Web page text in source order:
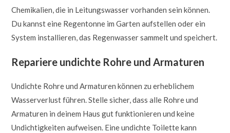
Chemikalien, die in Leitungswasser vorhanden sein können.
Du kannst eine Regentonne im Garten aufstellen oder ein
System installieren, das Regenwasser sammelt und speichert.
Repariere undichte Rohre und Armaturen
Undichte Rohre und Armaturen können zu erheblichem
Wasserverlust führen. Stelle sicher, dass alle Rohre und
Armaturen in deinem Haus gut funktionieren und keine
Undichtigkeiten aufweisen. Eine undichte Toilette kann